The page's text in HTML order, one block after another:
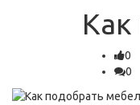
0
0